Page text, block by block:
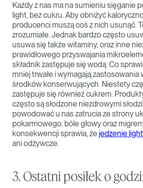
Każdy z nas ma na sumieniu sięganie
light, bez cukru. Aby obniżyć
producenci muszą coś z nich usunąć.
zrozumiałe. Jednak bardzo często
usuwa się także witaminy, oraz inne
prawidłowego przyswajania
składnik zastępuje się wodą. Co
mniej trwałe i wymagają zastosowania
środków konserwujących. Niestety
zastępuje się również cukrem.
często są słodzone niezdrowymi
powodować u nas zatrucia ze strony
pokarmowego, bóle głowy oraz
konsekwencji sprawia, żejedzenie light
ani odżywcze.
3. Ostatni posiłek o